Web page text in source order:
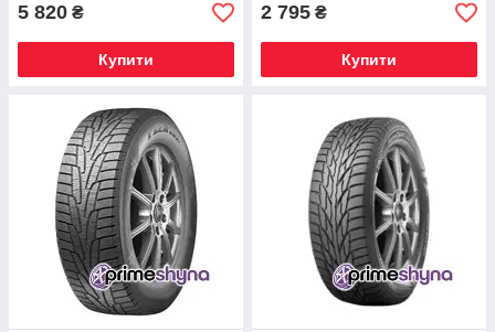
5 820 ₴
Купити
2 795 ₴
Купити